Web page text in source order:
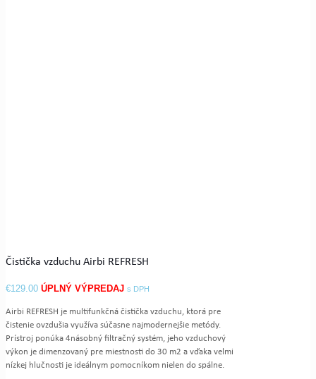
Čistička vzduchu Airbi REFRESH
€129.00 s DPH
Airbi REFRESH je multifunkčná čistička vzduchu, ktorá pre
čistenie ovzdušia využíva súčasne najmodernejšie metódy.
Prístroj ponúka 4násobný filtračný systém, jeho vzduchový
výkon je dimenzovaný pre miestnosti do 30 m2 a vďaka velmi
nízkej hlučnosti je ideálnym pomocníkom nielen do spálne.